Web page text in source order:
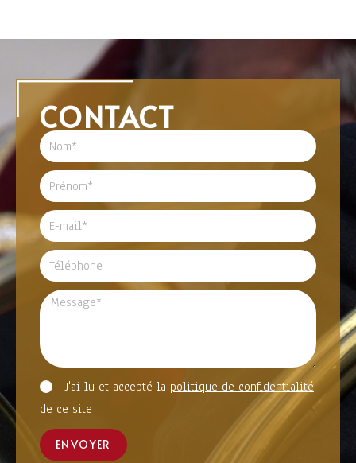
CONTACT
J'ai lu et accepté la politique de confidentialité
de ce site
ENVOYER